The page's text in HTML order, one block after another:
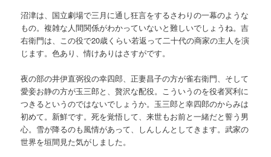
沼津は、国立劇場で三月に通し狂言をするさわりの一幕のような
もの。複雑な人間関係がわかっていないと難しいでしょうね。吉
右衛門は、この役で20歳くらい若返って二十代の商家の主人を演
じます。色あり、情けありはさすがです。
夜の部の井伊直弼役の幸四郎、正妻昌子の方が雀右衛門、そして
愛妾お静の方が玉三郎と、贅沢な配役。こういうのを役者冥利に
つきるというのではないでしょうか。玉三郎と幸四郎のからみは
初めて。新鮮です。死を覚悟して、来世もお前と一緒だと誓う男
心。雪が降るのも風情があって、しんしんとしてきます。武家の
世界を垣間見た気がしました。